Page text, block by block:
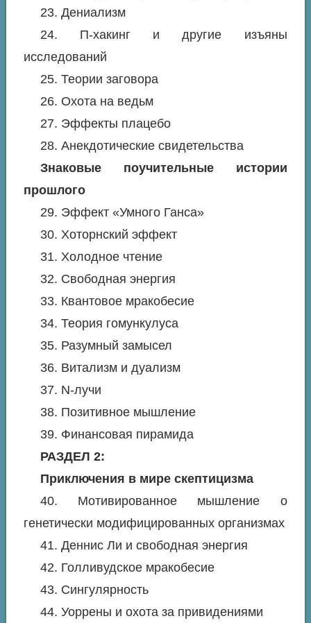
23. Дениализм
24. П-хакинг и другие изъяны
исследований
25. Теории заговора
26. Охота на ведьм
27. Эффекты плацебо
28. Анекдотические свидетельства
Знаковые поучительные истории
прошлого
29. Эффект «Умного Ганса»
30. Хоторнский эффект
31. Холодное чтение
32. Свободная энергия
33. Квантовое мракобесие
34. Теория гомункулуса
35. Разумный замысел
36. Витализм и дуализм
37. N-лучи
38. Позитивное мышление
39. Финансовая пирамида
РАЗДЕЛ 2:
Приключения в мире скептицизма
40. Мотивированное мышление о
генетически модифицированных организмах
41. Деннис Ли и свободная энергия
42. Голливудское мракобесие
43. Сингулярность
44. Уоррены и охота за привидениями